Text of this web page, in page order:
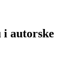
autorske